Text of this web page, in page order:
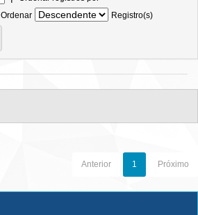
Ordenar
Registro(s)
Anterior 1 Próximo